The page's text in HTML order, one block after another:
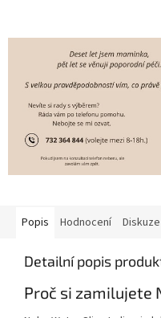
Popis Hodnocení Diskuze
Detailní popis
Proč si zamilujete